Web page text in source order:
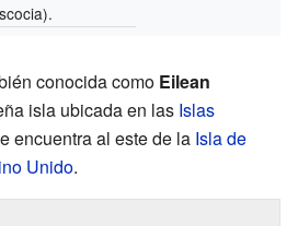
conocida como Eilean
isla ubicada en las Islas
encuentra al este de la Isla de
Unido.